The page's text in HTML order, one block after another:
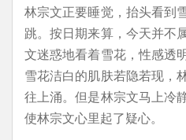
林宗文正要睡觉，抬头看到
跳。按日期来算，今天并不
文迷惑地看着雪花，性感透
雪花洁白的肌肤若隐若现，
往上涌。但是林宗文马上冷
使林宗文心里起了疑心。